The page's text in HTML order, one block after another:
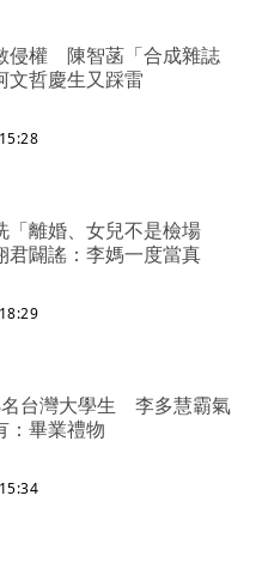
侵權 陳智菡「合成雜誌
文哲慶生又踩雷
「離婚、女兒不是檢場
闢謠：李媽一度當真
台灣大學生 李多慧霸氣
：畢業禮物